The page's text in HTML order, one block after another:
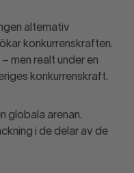
alternativ
konkurrenskraften.
men realt under en
konkurrenskraft.
globala arenan.
i de delar av de